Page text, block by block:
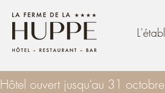
Hôtel ouvert jusqu'au 31